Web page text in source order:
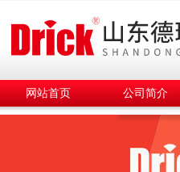
网站首页 公司简介